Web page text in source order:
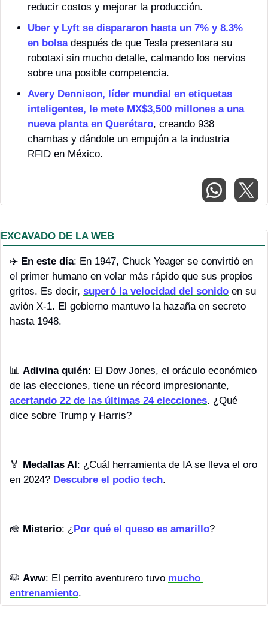
reducir costos y mejorar la producción.
Uber y Lyft se dispararon hasta un 7% y 8.3%
en bolsa después de que Tesla presentara su
robotaxi sin mucho detalle, calmando los nervios
sobre una posible competencia.
Avery Dennison, líder mundial en etiquetas
inteligentes, le mete MX$3,500 millones a una
nueva planta en Querétaro, creando 938
chambas y dándole un empujón a la industria
RFID en México.
EXCAVADO DE LA WEB
✈️ En este día: En 1947, Chuck Yeager se convirtió en
el primer humano en volar más rápido que sus propios
gritos. Es decir, superó la velocidad del sonido en su
avión X-1. El gobierno mantuvo la hazaña en secreto
hasta 1948.
📊 Adivina quién: El Dow Jones, el oráculo económico
acertando 22 de las últimas 24 elecciones. ¿Qué
dice sobre Trump y Harris?
🏅 Medallas AI: ¿Cuál herramienta de IA se lleva el oro
en 2024? Descubre el podio tech.
🧀 Misterio: ¿Por qué el queso es amarillo?
🐶 Aww: El perrito aventurero tuvo mucho
entrenamiento.